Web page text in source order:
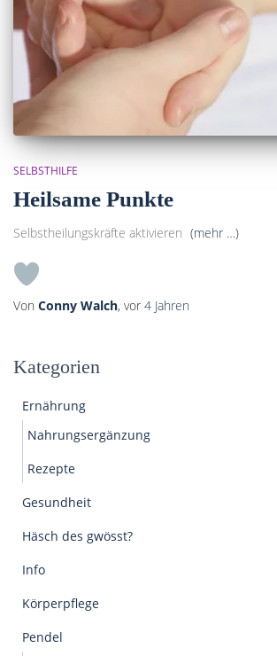
SELBSTHILFE
Heilsame Punkte
Selbstheilungskräfte aktivieren (mehr …)
Von Conny Walch, vor 4 Jahren
Kategorien
Ernährung
Nahrungsergänzung
Rezepte
Gesundheit
Häsch des gwösst?
Info
Körperpflege
Pendel